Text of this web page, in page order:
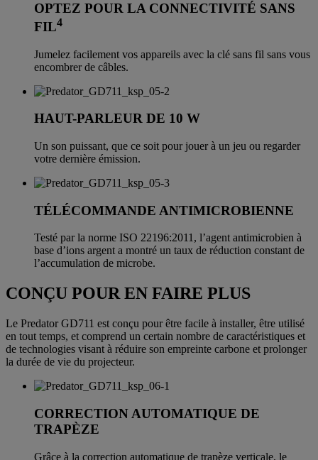
OPTEZ POUR LA CONNECTIVITÉ SANS
FIL4
Jumelez facilement vos appareils avec la clé sans fil sans vous
encombrer de câbles.
HAUT-PARLEUR DE 10 W
Un son puissant, que ce soit pour jouer à un jeu ou regarder
votre dernière émission.
TÉLÉCOMMANDE ANTIMICROBIENNE
Testé par la norme ISO 22196:2011, l’agent antimicrobien à
base d’ions argent a montré un taux de réduction constant de
l’accumulation de microbe.
CONÇU POUR EN FAIRE PLUS
Le Predator GD711 est conçu pour être facile à installer, être utilisé
en tout temps, et comprend un certain nombre de caractéristiques et
de technologies visant à réduire son empreinte carbone et prolonger
la durée de vie du projecteur.
CORRECTION AUTOMATIQUE DE
TRAPÈZE
Grâce à la correction automatique de trapèze verticale, le